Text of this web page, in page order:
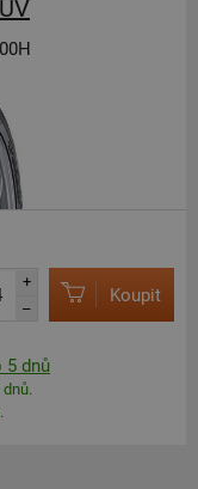
+
–
Koupit
5 dnů
dnů.